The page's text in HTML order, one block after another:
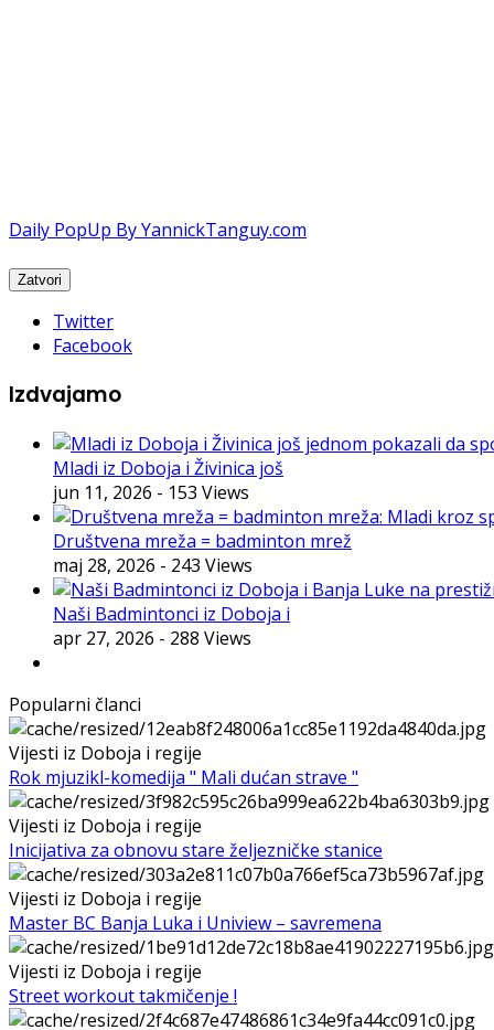
Daily PopUp By YannickTanguy.com
Twitter
Facebook
Izdvajamo
Mladi iz Doboja i Živinica još
jun 11, 2026 - 153 Views
Društvena mreža = badminton mrež
maj 28, 2026 - 243 Views
Naši Badmintonci iz Doboja i
apr 27, 2026 - 288 Views
Popularni članci
Vijesti iz Doboja i regije
Rok mjuzikl-komedija " Mali dućan strave "
Vijesti iz Doboja i regije
Inicijativa za obnovu stare željezničke stanice
Vijesti iz Doboja i regije
Master BC Banja Luka i Uniview – savremena
Vijesti iz Doboja i regije
Street workout takmičenje !